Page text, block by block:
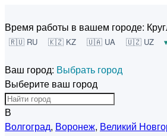
Время работы в вашем городе:
🇷🇺 RU 🇰🇿 KZ 🇺🇦 UA 🇺🇿 UZ
Ваш город: Выбрать город
Выберите ваш город
В
Волгоград, Воронеж, Великий